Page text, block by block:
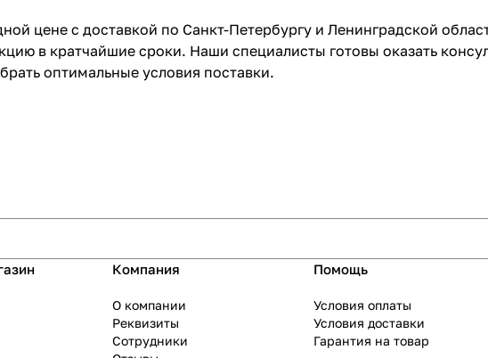
цене с доставкой по Санкт-Петербургу и Ленинградской
в кратчайшие сроки. Наши специалисты готовы оказать
оптимальные условия поставки.
Компания
О компании
Реквизиты
Сотрудники
Помощь
Условия оплаты
Условия доставки
Гарантия на товар